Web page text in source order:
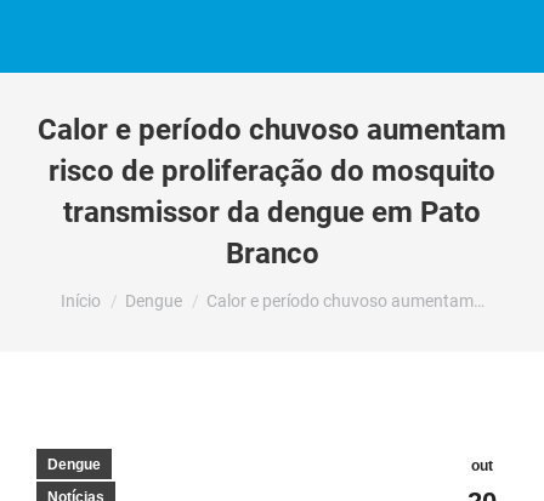
Calor e período chuvoso aumentam
risco de proliferação do mosquito
transmissor da dengue em Pato
Branco
Você está aqui:
Início Dengue Calor e período chuvoso aumentam…
out
Dengue
Notícias